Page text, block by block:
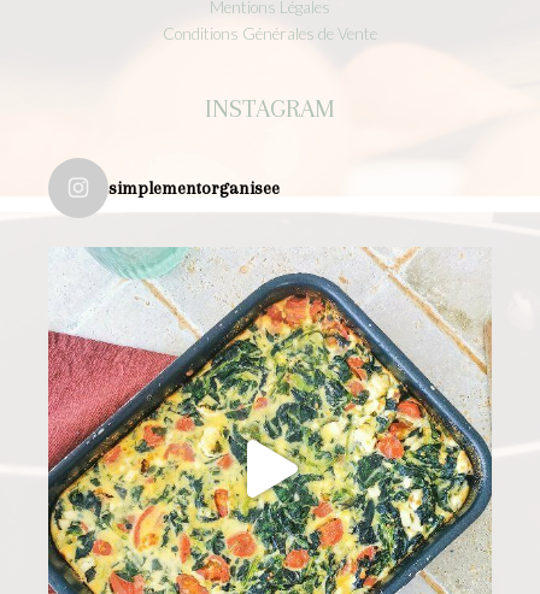
Mentions Légales
Conditions Générales de Vente
INSTAGRAM
simplementorganisee